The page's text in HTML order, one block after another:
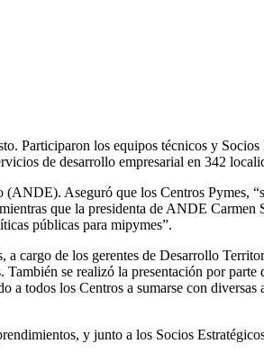
Participaron los equipos técnicos y Socios
de desarrollo empresarial en 342
Aseguró que los Centros Pymes,
que la presidenta de ANDE Carmen
públicas para mipymes”.
a cargo de los gerentes de Desarrollo
se realizó la presentación por parte
todos los Centros a sumarse con diversas
y junto a los Socios